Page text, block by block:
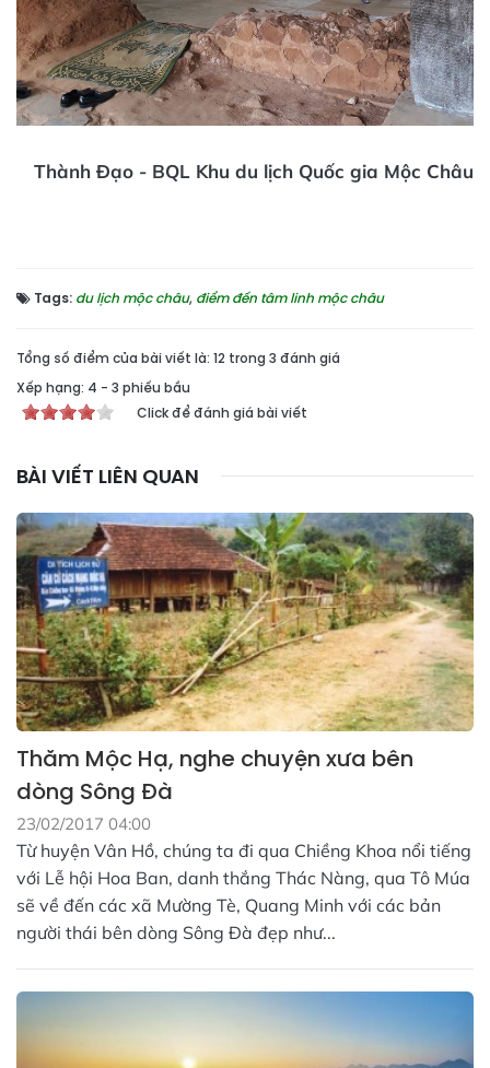
Thành Đạo - BQL Khu du lịch Quốc gia Mộc Châu
Tags: du lịch mộc châu, điểm đến tâm linh mộc châu
Tổng số điểm của bài viết là: 12 trong 3 đánh giá
Xếp hạng: 4 - 3 phiếu bầu
Click để đánh giá bài viết
BÀI VIẾT LIÊN QUAN
Thăm Mộc Hạ, nghe chuyện xưa bên
dòng Sông Đà
23/02/2017 04:00
Từ huyện Vân Hồ, chúng ta đi qua Chiềng Khoa nổi tiếng
với Lễ hội Hoa Ban, danh thắng Thác Nàng, qua Tô Múa
sẽ về đến các xã Mường Tè, Quang Minh với các bản
người thái bên dòng Sông Đà đẹp như...